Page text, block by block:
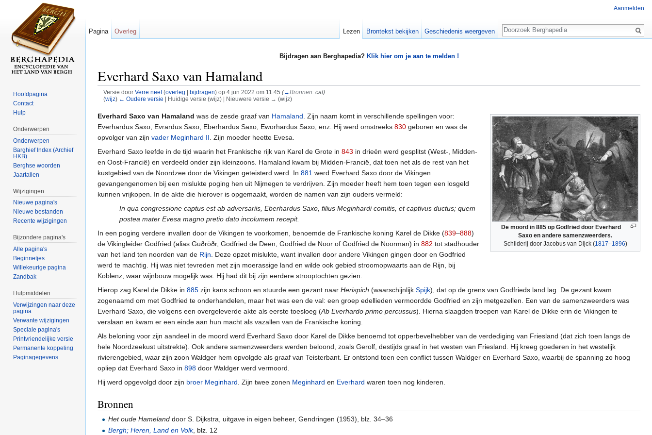
Bijdragen aan Berghapedia? Klik hier om je aan te melden !
Everhard Saxo van Hamaland
Versie door Verre neef (overleg bijdragen)op 4 jun 2022 om 11:45 (→Bronnen: cat)
(wijz) ← Oudere versie | Huidige versie (wijz) | Nieuwere versie → (wijz)
De moord in 885 op Godfried door Everhard
Saxo en andere samenzweerders.
Schilderij door Jacobus van Dijck (1817–1896)
Everhard Saxo van Hamaland was de zesde graaf van Hamaland . Zijn naam komt in verschillende spellingen voor:
Everhardus Saxo, Evrardus Saxo, Eberhardus Saxo, Eworhardus Saxo, enz. Hij werd omstreeks 830 geboren en was de
opvolger van zijn vader Meginhard II . Zijn moeder heette Evesa.
Everhard Saxo leefde in de tijd waarin het Frankische rijk van Karel de Grote in 843 in drieën werd gesplitst (West-, Midden-
en Oost-Francië) en verdeeld onder zijn kleinzoons. Hamaland kwam bij Midden-Francië, dat toen net als de rest van het
kustgebied van de Noordzee door de Vikingen geteisterd werd. In 881 werd Everhard Saxo door de Vikingen
gevangengenomen bij een mislukte poging hen uit Nijmegen te verdrijven. Zijn moeder heeft hem toen tegen een losgeld
kunnen vrijkopen. In de akte die hierover is opgemaakt, worden de namen van zijn ouders vermeld:
In qua congressione captus est ab adversariis, Eberhardus Saxo, filius Meginhardi comitis, et captivus ductus; quem
postea mater Evesa magno pretio dato incolumem recepit.
In een poging verdere invallen door de Vikingen te voorkomen, benoemde de Frankische koning Karel de Dikke (839–888)
de Vikingleider Godfried (alias Guðröðr, Godfried de Deen, Godfried de Noor of Godfried de Noorman) in 882 tot stadhouder
van het land ten noorden van de Rijn . Deze opzet mislukte, want invallen door andere Vikingen gingen door en Godfried
werd te machtig. Hij was niet tevreden met zijn moerassige land en wilde ook gebied stroomopwaarts aan de Rijn, bij
Koblenz, waar wijnbouw mogelijk was. Hij had dit bij zijn eerdere strooptochten gezien.
Hierop zag Karel de Dikke in 885 zijn kans schoon en stuurde een gezant naar Herispich (waarschijnlijk Spijk), dat op de grens van Godfrieds land lag. De gezant kwam
zogenaamd om met Godfried te onderhandelen, maar het was een de val: een groep edellieden vermoordde Godfried en zijn metgezellen. Een van de samenzweerders was
Everhard Saxo, die volgens een overgeleverde akte als eerste toesloeg (Ab Everhardo primo percussus). Hierna slaagden troepen van Karel de Dikke erin de Vikingen te
verslaan en kwam er een einde aan hun macht als vazallen van de Frankische koning.
Als beloning voor zijn aandeel in de moord werd Everhard Saxo door Karel de Dikke benoemd tot opperbevelhebber van de verdediging van Friesland (dat zich toen langs de
hele Noordzeekust uitstrekte). Ook andere samenzweerders werden beloond, zoals Gerolf, destijds graaf in het westen van Friesland. Hij kreeg goederen in het westelijk
rivierengebied, waar zijn zoon Waldger hem opvolgde als graaf van Teisterbant. Er ontstond toen een conflict tussen Waldger en Everhard Saxo, waarbij de spanning zo hoog
opliep dat Everhard Saxo in 898 door Waldger werd vermoord.
Hij werd opgevolgd door zijn broer Meginhard . Zijn twee zonen Meginhard en Everhard waren toen nog kinderen.
Bronnen
Het oude Hameland door S. Dijkstra, uitgave in eigen beheer, Gendringen (1953), blz. 34–36
Bergh; Heren, Land en Volk, blz. 12
Aanmelden
Pagina Overleg Lezen Brontekst bekijken Geschiedenis weergeven
Zoeken
Hoofdpagina
Contact
Hulp
Onderwerpen
Onderwerpen
Barghief Index (Archief
HKB)
Berghse woorden
Jaartallen
Wijzigingen
Nieuwe pagina's
Nieuwe bestanden
Recente wijzigingen
Bijzondere pagina's
Alle pagina's
Beginnetjes
Willekeurige pagina
Zandbak
Hulpmiddelen
Verwijzingen naar deze
pagina
Verwante wijzigingen
Speciale pagina's
Printvriendelijke versie
Permanente koppeling
Paginagegevens